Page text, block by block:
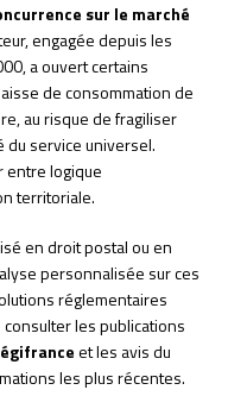
sur le marché
engagée depuis les
a ouvert certains
de consommation de
au risque de fragiliser
du service universel.
entre logique
territoriale.
en droit postal ou en
personnalisée sur ces
réglementaires
les publications
et les avis du
les plus récentes.